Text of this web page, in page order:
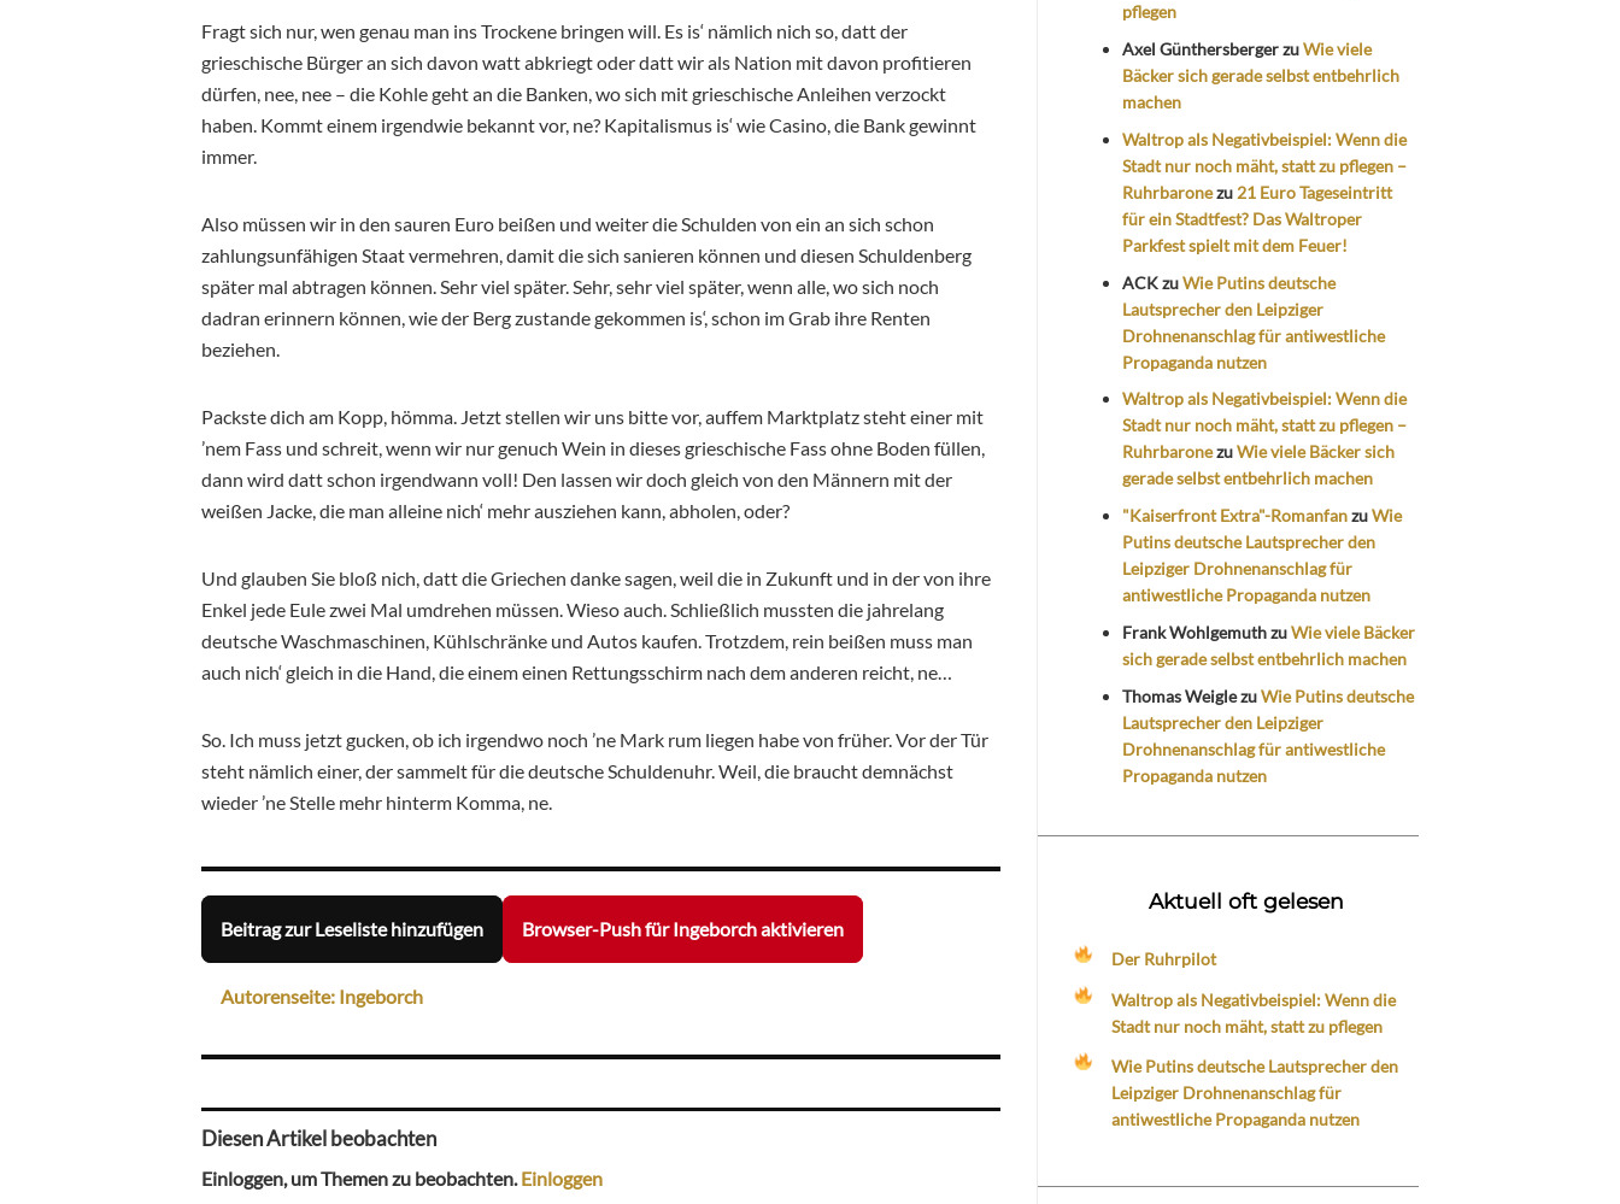
Fragt sich nur, wen genau man ins Trockene bringen will. Es is‘ nämlich nich so, datt der
grieschische Bürger an sich davon watt abkriegt oder datt wir als Nation mit davon profitieren
dürfen, nee, nee – die Kohle geht an die Banken, wo sich mit grieschische Anleihen verzockt
haben. Kommt einem irgendwie bekannt vor, ne? Kapitalismus is‘ wie Casino, die Bank gewinnt
immer.
Also müssen wir in den sauren Euro beißen und weiter die Schulden von ein an sich schon
zahlungsunfähigen Staat vermehren, damit die sich sanieren können und diesen Schuldenberg
später mal abtragen können. Sehr viel später. Sehr, sehr viel später, wenn alle, wo sich noch
dadran erinnern können, wie der Berg zustande gekommen is‘, schon im Grab ihre Renten
beziehen.
Packste dich am Kopp, hömma. Jetzt stellen wir uns bitte vor, auffem Marktplatz steht einer mit
’nem Fass und schreit, wenn wir nur genuch Wein in dieses grieschische Fass ohne Boden füllen,
dann wird datt schon irgendwann voll! Den lassen wir doch gleich von den Männern mit der
weißen Jacke, die man alleine nich‘ mehr ausziehen kann, abholen, oder?
Und glauben Sie bloß nich, datt die Griechen danke sagen, weil die in Zukunft und in der von ihre
Enkel jede Eule zwei Mal umdrehen müssen. Wieso auch. Schließlich mussten die jahrelang
deutsche Waschmaschinen, Kühlschränke und Autos kaufen. Trotzdem, rein beißen muss man
auch nich‘ gleich in die Hand, die einem einen Rettungsschirm nach dem anderen reicht, ne…
So. Ich muss jetzt gucken, ob ich irgendwo noch ’ne Mark rum liegen habe von früher. Vor der Tür
steht nämlich einer, der sammelt für die deutsche Schuldenuhr. Weil, die braucht demnächst
wieder ’ne Stelle mehr hinterm Komma, ne.
Beitrag zur Leseliste hinzufügen Browser-Push für Ingeborch aktivieren
Autorenseite: Ingeborch
Diesen Artikel beobachten
Einloggen, um Themen zu beobachten.Einloggen
pflegen
Axel GünthersbergerzuWie viele
Bäcker sich gerade selbst entbehrlich
machen
Waltrop als Negativbeispiel: Wenn die
Stadt nur noch mäht, statt zu pflegen –
Ruhrbaronezu 21 Euro Tageseintritt
für ein Stadtfest? Das Waltroper
Parkfest spielt mit dem Feuer!
ACKzuWie Putins deutsche
Lautsprecher den Leipziger
Drohnenanschlag für antiwestliche
Propaganda nutzen
Waltrop als Negativbeispiel: Wenn die
Stadt nur noch mäht, statt zu pflegen –
RuhrbaronezuWie viele Bäcker sich
gerade selbst entbehrlich machen
"Kaiserfront Extra"-RomanfanzuWie
Putins deutsche Lautsprecher den
Leipziger Drohnenanschlag für
antiwestliche Propaganda nutzen
Frank WohlgemuthzuWie viele Bäcker
sich gerade selbst entbehrlich machen
Thomas WeiglezuWie Putins deutsche
Lautsprecher den Leipziger
Drohnenanschlag für antiwestliche
Propaganda nutzen
Aktuell oft gelesen
Der Ruhrpilot
Waltrop als Negativbeispiel: Wenn die
Stadt nur noch mäht, statt zu pflegen
Wie Putins deutsche Lautsprecher den
Leipziger Drohnenanschlag für
antiwestliche Propaganda nutzen